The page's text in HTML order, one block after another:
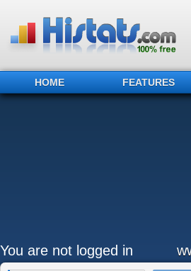
HOME FEATURES
You are not logged in